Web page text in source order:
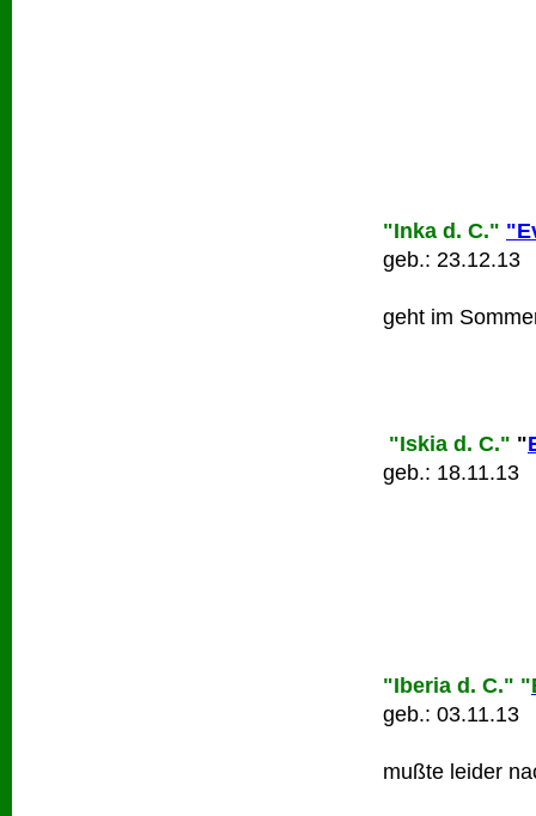
"Inka d. C."
geb.: 23.12.13
geht im
"Iskia d. C." "
geb.: 18.11.13
"Iberia d. C." "
geb.: 03.11.13
mußte leider